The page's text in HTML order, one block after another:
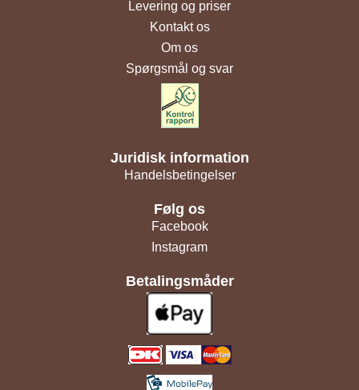
Levering og priser
Kontakt os
Om os
Spørgsmål og svar
Juridisk information
Handelsbetingelser
Følg os
Facebook
Instagram
Betalingsmåder